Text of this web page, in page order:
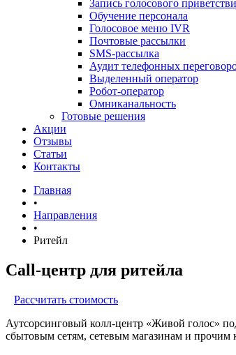
Запись голосового
Обучение персонала
Голосовое меню IVR
Почтовые рассылки
SMS-рассылка
Аудит телефонных
Выделенный оператор
Робот-оператор
Омниканальность
Готовые решения
Акции
Отзывы
Статьи
Контакты
Главная
•
Направления
•
Ритейл
Call-центр для ритейла
Рассчитать стоимость
Аутсорсинговый колл-центр «Живой голос»
сбытовым сетям, сетевым магазинам и